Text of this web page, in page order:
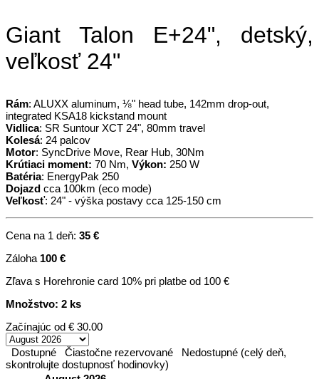
Giant Talon E+24", detský,
veľkosť 24"
Rám: ALUXX aluminum, ⅛" head tube, 142mm drop-out,
integrated KSA18 kickstand mount
Vidlica: SR Suntour XCT 24", 80mm travel
Kolesá: 24 palcov
Motor: SyncDrive Move, Rear Hub, 30Nm
Krútiaci moment: 70 Nm, Výkon: 250 W
Batéria: EnergyPak 250
Dojazd cca 100km (eco mode)
Veľkosť: 24" - výška postavy cca 125-150 cm
Cena na 1 deň: 35 €
Záloha 100 €
Zľava s Horehronie card 10% pri platbe od 100 €
Množstvo: 2 ks
Začínajúc od € 30.00
Dostupné Čiastočne rezervované
Nedostupné (celý deň,
skontrolujte dostupnosť hodinovky)